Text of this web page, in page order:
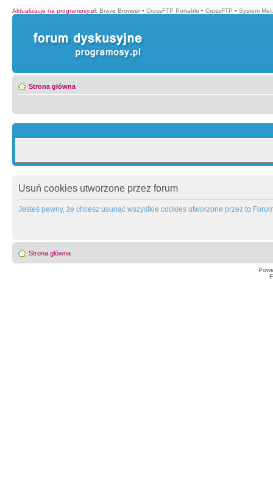
Aktualizacje na programosy.pl: Brave Browser • CrossFTP Portable • CrossFTP • System
Strona główna
Usuń cookies utworzone przez forum
Jesteś pewny, że chcesz usunąć wszystkie cookies utworzone przez to
Strona główna